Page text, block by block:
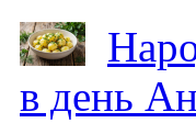
в день